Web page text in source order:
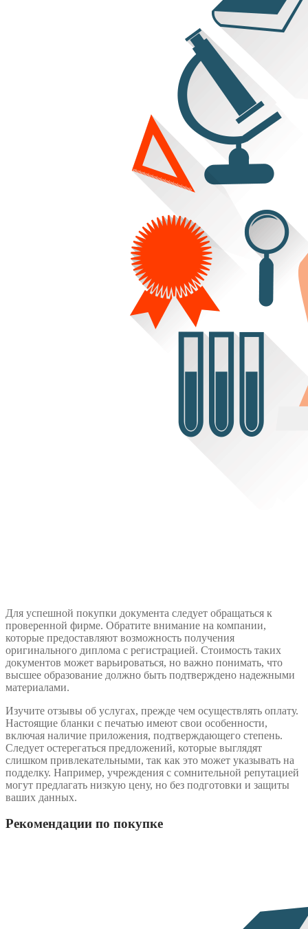
Для успешной покупки документа следует обращаться к
проверенной фирме. Обратите внимание на компании,
которые предоставляют возможность получения
оригинального диплома с регистрацией. Стоимость таких
документов может варьироваться, но важно понимать, что
высшее образование должно быть подтверждено надежными
материалами.
Изучите отзывы об услугах, прежде чем осуществлять оплату.
Настоящие бланки с печатью имеют свои особенности,
включая наличие приложения, подтверждающего степень.
Следует остерегаться предложений, которые выглядят
слишком привлекательными, так как это может указывать на
подделку. Например, учреждения с сомнительной репутацией
могут предлагать низкую цену, но без подготовки и защиты
ваших данных.
Рекомендации по покупке